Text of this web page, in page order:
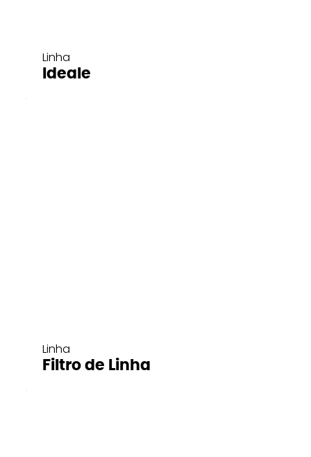
Linha
Ideale
Linha
Filtro de Linha